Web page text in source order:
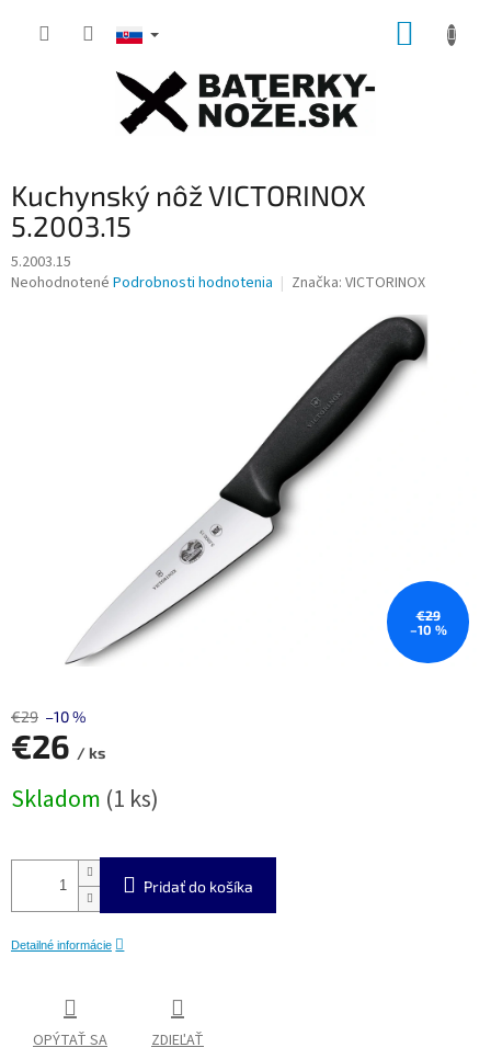
Kuchynský nôž VICTORINOX
5.2003.15
5.2003.15
Priemerné
Neohodnotené Podrobnosti hodnotenia Značka: VICTORINOX
€29
–10 %
€29 –10 %
€26 / ks
cena:
Skladom (1 ks)
Pridať do košíka
Detailné informácie
OPÝTAŤ SA ZDIEĽAŤ